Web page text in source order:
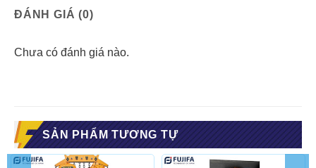
ĐÁNH GIÁ (0)
Chưa có đánh giá nào.
SẢN PHẨM TƯƠNG TỰ